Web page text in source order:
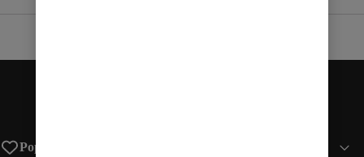
Populära sidor